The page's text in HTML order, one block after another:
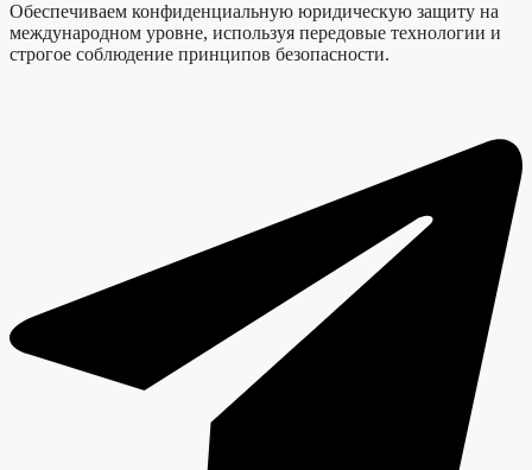
Обеспечиваем конфиденциальную юридическую защиту на
международном уровне, используя передовые технологии и
строгое соблюдение принципов безопасности.